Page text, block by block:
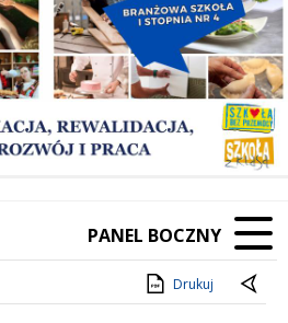
PANEL BOCZNY
Drukuj